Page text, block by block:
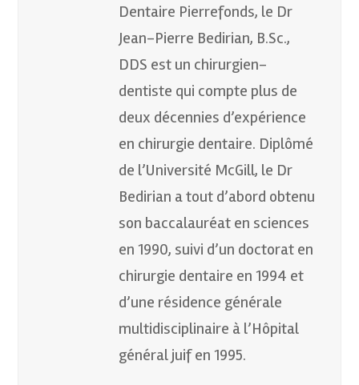
Dentaire Pierrefonds, le Dr
Jean-Pierre Bedirian, B.Sc.,
DDS est un chirurgien-
dentiste qui compte plus de
deux décennies d’expérience
en chirurgie dentaire. Diplômé
de l’Université McGill, le Dr
Bedirian a tout d’abord obtenu
son baccalauréat en sciences
en 1990, suivi d’un doctorat en
chirurgie dentaire en 1994 et
d’une résidence générale
multidisciplinaire à l’Hôpital
général juif en 1995.